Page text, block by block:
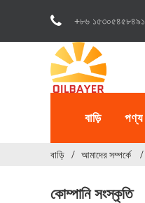
+৮৬ ১৫৩০৫৪৫৮৪৯১
বাড়ি পণ্য
বাড়ি আমাদের সম্পর্কে
কোম্পানি সংস্কৃতি